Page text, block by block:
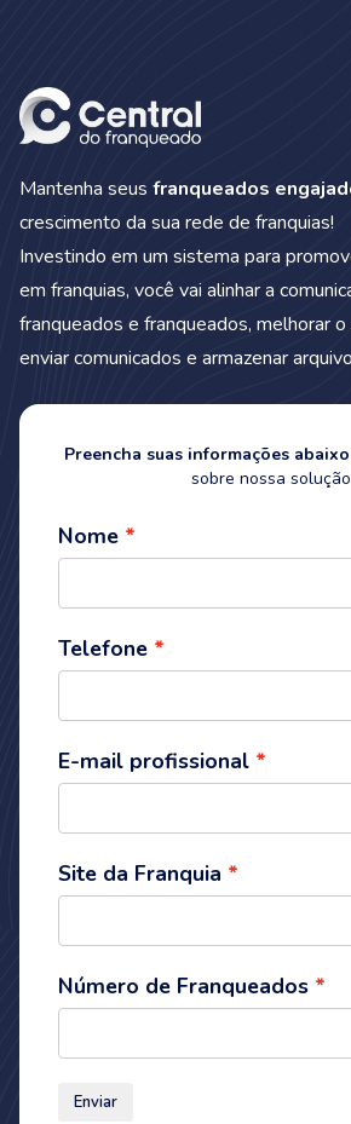
Mantenha seus franqueados
crescimento da sua rede de franquias!
Investindo em um sistema para
em franquias, você vai alinhar a
franqueados e franqueados, melhorar
enviar comunicados e armazenar
Preencha suas informações abaixo
sobre nossa solução
Nome
Telefone
E-mail profissional
Site da Franquia
Número de Franqueados
Enviar